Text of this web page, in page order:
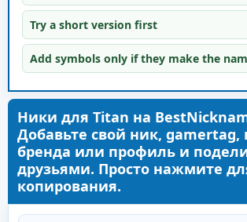
Try a short version first
Add symbols only if they make the
Ники для Titan на
Добавьте свой ник, gamertag,
бренда или профиль и
друзьями. Просто нажмите
копирования.